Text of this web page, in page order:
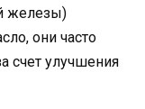
железы)
они часто
счет улучшения